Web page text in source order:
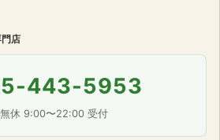
店
443-5953
休 9:00〜22:00 受付